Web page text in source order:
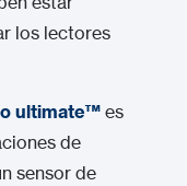
los lectores
ultimate™es
de
sensor de